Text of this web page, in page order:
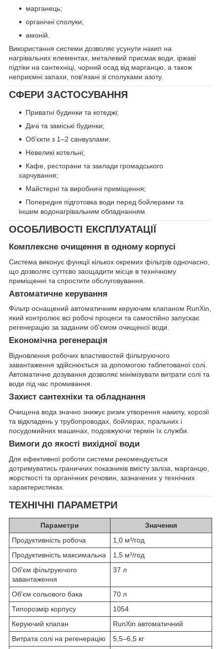
марганець;
органічні сполуки;
амоній.
Використання системи дозволяє усунути накип на
нагрівальних елементах, металевий присмак води, іржаві
підтіки на сантехніці, чорний осад від марганцю, а також
неприємні запахи, пов'язані зі сполуками азоту.
СФЕРИ ЗАСТОСУВАННЯ
Приватні будинки та котеджі;
Дачі та заміські будинки;
Об'єкти з 1–2 санвузлами;
Невеликі котельні;
Кафе, ресторани та заклади громадського
харчування;
Майстерні та виробничі приміщення;
Попередня підготовка води перед бойлерами та
іншим водонагрівальним обладнанням.
ОСОБЛИВОСТІ ЕКСПЛУАТАЦІЇ
Комплексне очищення в одному корпусі
Система виконує функції кількох окремих фільтрів одночасно,
що дозволяє суттєво заощадити місце в технічному
приміщенні та спростити обслуговування.
Автоматичне керування
Фільтр оснащений автоматичним керуючим клапаном RunXin,
який контролює всі робочі процеси та самостійно запускає
регенерацію за заданим об'ємом очищеної води.
Економічна регенерація
Відновлення робочих властивостей фільтруючого
завантаження здійснюється за допомогою таблетованої солі.
Автоматичне дозування дозволяє мінімізувати витрати солі та
води під час промивання.
Захист сантехніки та обладнання
Очищена вода значно знижує ризик утворення накипу, корозії
та відкладень у трубопроводах, бойлерах, пральних і
посудомийних машинах, подовжуючи термін їх служби.
Вимоги до якості вихідної води
Для ефективної роботи системи рекомендується
дотримуватись граничних показників вмісту заліза, марганцю,
жорсткості та органічних речовин, зазначених у технічних
характеристиках.
ТЕХНІЧНІ ПАРАМЕТРИ
Параметри
Значення
Продуктивність робоча
1,0 м³/год
Продуктивність максимальна
1,5 м³/год
Об'єм фільтруючого
завантаження
37 л
Об'єм сольового бака
70 л
Типорозмір корпусу
1054
Керуючий клапан
RunXin автоматичний
Витрата солі на регенерацію
5,5–6,5 кг